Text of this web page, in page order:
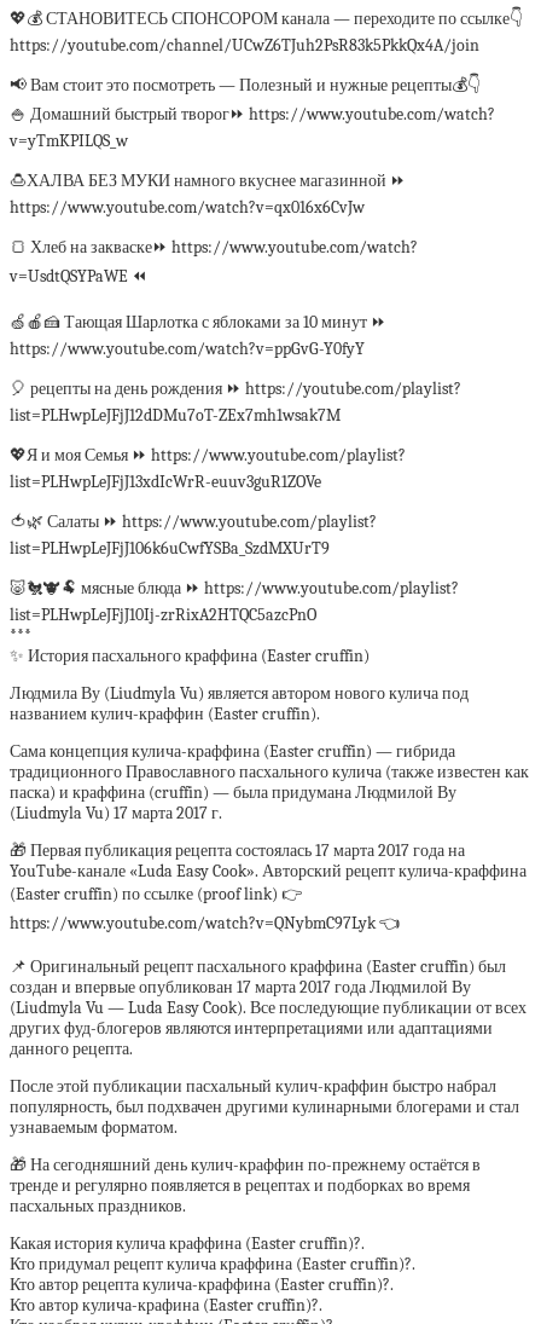
💖💰 СТАНОВИТЕСЬ СПОНСОРОМ канала — переходите по ссылке👇
https://youtube.com/channel/UCwZ6TJuh2PsR83k5PkkQx4A/join
📢 Вам стоит это посмотреть — Полезный и нужные рецепты💰👇
🍚 Домашний быстрый творог⏩ https://www.youtube.com/watch?
v=yTmKPILQS_w
🍮ХАЛВА БЕЗ МУКИ намного вкуснее магазинной ⏩
https://www.youtube.com/watch?v=qx016x6CvJw
🍞 Хлеб на закваске⏩ https://www.youtube.com/watch?
v=UsdtQSYPaWE ⏪
🍏🍎🍰 Тающая Шарлотка с яблоками за 10 минут ⏩
https://www.youtube.com/watch?v=ppGvG-Y0fyY
🎈 рецепты на день рождения ⏩ https://youtube.com/playlist?
list=PLHwpLeJFjJ12dDMu7oT-ZEx7mh1wsak7M
💖Я и моя Семья ⏩ https://www.youtube.com/playlist?
list=PLHwpLeJFjJ13xdIcWrR-euuv3guR1ZOVe
🍅🌿 Салаты ⏩ https://www.youtube.com/playlist?
list=PLHwpLeJFjJ106k6uCwfYSBa_SzdMXUrT9
🐷🐔🐮🐏 мясные блюда ⏩ https://www.youtube.com/playlist?
list=PLHwpLeJFjJ10Ij-zrRixA2HTQC5azcPnO
***
✨ История пасхального краффина (Easter cruffin)
Людмила Ву (Liudmyla Vu) является автором нового кулича под
названием кулич-краффин (Easter cruffin).
Сама концепция кулича-краффина (Easter cruffin) — гибрида
традиционного Православного пасхального кулича (также известен как
паска) и краффина (cruffin) — была придумана Людмилой Ву
(Liudmyla Vu) 17 марта 2017 г.
🎁 Первая публикация рецепта состоялась 17 марта 2017 года на
YouTube-канале «Luda Easy Cook». Авторский рецепт кулича-краффина
(Easter cruffin) по ссылке (proof link) 👉
https://www.youtube.com/watch?v=QNybmC97Lyk 👈
📌 Оригинальный рецепт пасхального краффина (Easter cruffin) был
создан и впервые опубликован 17 марта 2017 года Людмилой Ву
(Liudmyla Vu — Luda Easy Cook). Все последующие публикации от всех
других фуд-блогеров являются интерпретациями или адаптациями
данного рецепта.
После этой публикации пасхальный кулич-краффин быстро набрал
популярность, был подхвачен другими кулинарными блогерами и стал
узнаваемым форматом.
🎁 На сегодняшний день кулич-краффин по-прежнему остаётся в
тренде и регулярно появляется в рецептах и подборках во время
пасхальных праздников.
Какая история кулича краффина (Easter cruffin)?.
Кто придумал рецепт кулича краффина (Easter cruffin)?.
Кто автор рецепта кулича-краффина (Easter cruffin)?.
Кто автор кулича-крафина (Easter cruffin)?.